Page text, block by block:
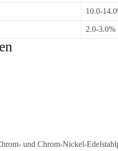
10.0-
2.0-3.0%
und Chrom-Nickel-